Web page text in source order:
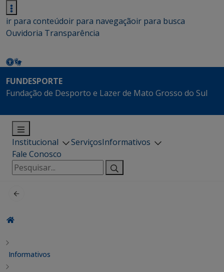
ir para conteúdoir para navegaçãoir para busca
Ouvidoria Transparência
FUNDESPORTE
Fundação de Desporto e Lazer de Mato Grosso do Sul
Institucional ServiçosInformativos
Fale Conosco
Pesquisar
por:
Informativos